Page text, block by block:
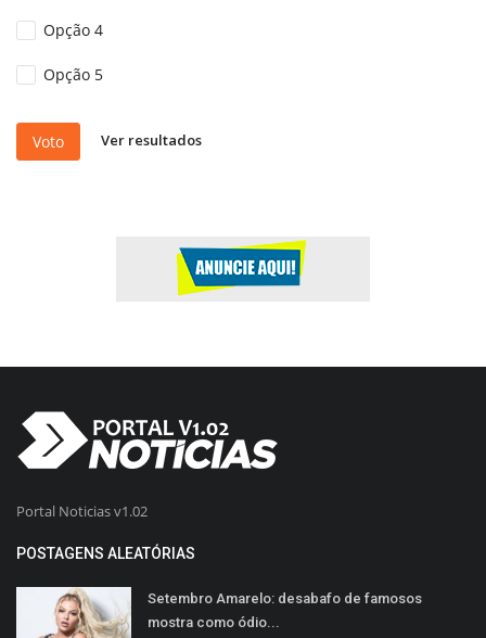
Opção 4
Opção 5
Voto Ver resultados
Portal Noticias v1.02
POSTAGENS ALEATÓRIAS
Setembro Amarelo: desabafo de famosos
mostra como ódio...